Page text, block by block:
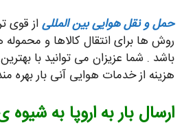
حمل و نقل هوایی بین المللیاز قوی
روش ها برای انتقال کالاها و
باشد . شما عزیزان می توانید با
هزینه از خدمات هوایی آنی بار بهره
ارسال بار به اروپا به شیوه